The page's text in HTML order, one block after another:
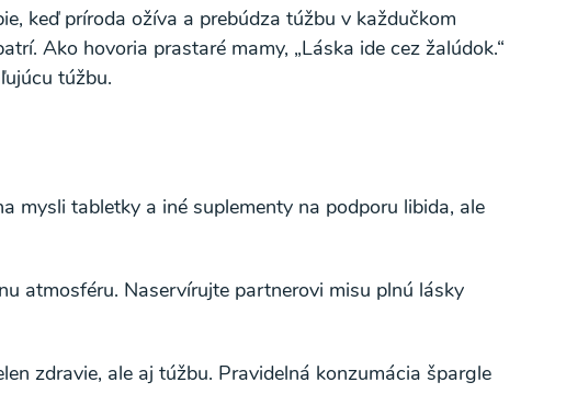
keď príroda ožíva a prebúdza túžbu v každučkom
Ako hovoria prastaré mamy, „Láska ide cez žalúdok.“
túžbu.
mysli tabletky a iné suplementy na podporu libida, ale
atmosféru. Naservírujte partnerovi misu plnú lásky
zdravie, ale aj túžbu. Pravidelná konzumácia špargle